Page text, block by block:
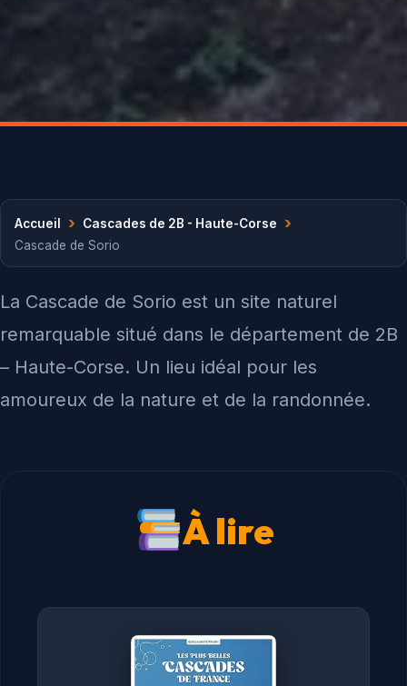
Accueil › Cascades de 2B - Haute-Corse ›
Cascade de Sorio
La Cascade de Sorio est un site naturel
remarquable situé dans le département de 2B
– Haute-Corse. Un lieu idéal pour les
amoureux de la nature et de la randonnée.
À lire